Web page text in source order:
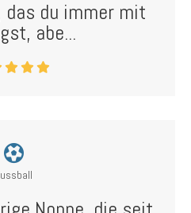
du immer mit
abe...